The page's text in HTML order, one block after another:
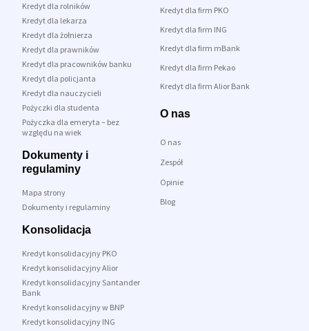
Kredyt dla rolników
Kredyt dla lekarza
Kredyt dla żołnierza
Kredyt dla prawników
Kredyt dla pracowników banku
Kredyt dla policjanta
Kredyt dla nauczycieli
Pożyczki dla studenta
Pożyczka dla emeryta – bez
względu na wiek
Dokumenty i
regulaminy
Mapa strony
Dokumenty i regulaminy
Kredyt dla firm PKO
Kredyt dla firm ING
Kredyt dla firm mBank
Kredyt dla firm Pekao
Kredyt dla firm Alior Bank
O nas
O nas
Zespół
Opinie
Blog
Konsolidacja
Kredyt konsolidacyjny PKO
Kredyt konsolidacyjny Alior
Kredyt konsolidacyjny Santander
Bank
Kredyt konsolidacyjny w BNP
Kredyt konsolidacyjny ING